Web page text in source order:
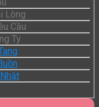
Lòng
Cầu
Ty